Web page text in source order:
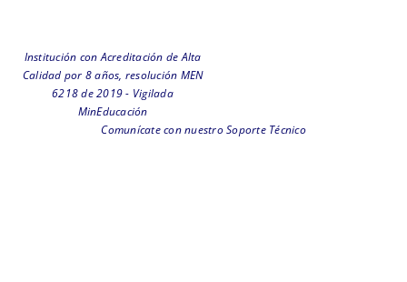
Institución con Acreditación de Alta
Calidad por 8 años, resolución MEN
6218 de 2019 - Vigilada
MinEducación
Comunícate con nuestro Soporte Técnico